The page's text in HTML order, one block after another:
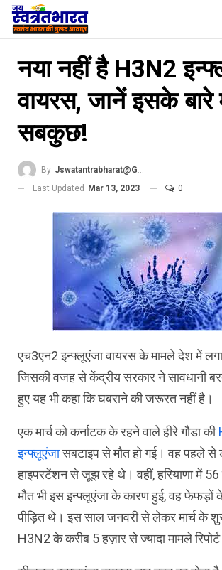
नया नहीं है H3N2
वायरस, जानें इसके बारे
सबकुछ!
By Jswatantrabharat@gmail.com
Last Updated Mar 13, 2023 0
एच3एन2 इन्फ्लूएंजा वायरस के मामले देश में
जिसकी वजह से केंद्रीय सरकार ने सावधानी
हुए यह भी कहा कि घबराने की जरूरत नहीं है।
एक मार्च को कर्नाटक के रहने वाले हीरे गौडा की
इन्फ्लूएंजासबटाइप से मौत हो गई। वह पहले से
हाइपरटेंशन से जूझ रहे थे। वहीं, हरियाणा में 56
मौत भी इस इन्फ्लूएंजा के कारण हुई, वह
पीड़ित थे। इस साल जनवरी से लेकर मार्च के
H3N2 के करीब 5 हज़ार से ज्यादा मामले